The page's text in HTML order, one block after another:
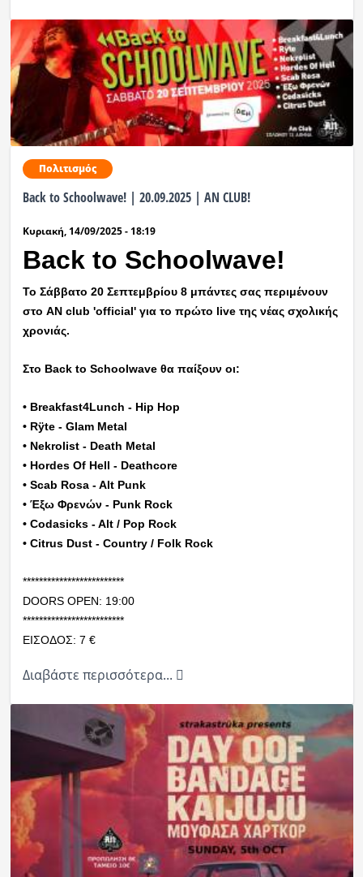
Πολιτισμός
Back to Schoolwave! | 20.09.2025 | AN CLUB!
Κυριακή, 14/09/2025 - 18:19
Back to Schoolwave!
Το Σάββατο 20 Σεπτεμβρίου 8 μπάντες σας περιμένουν
στο AN club 'official' για το πρώτο live της νέας σχολικής
χρονιάς.
Στο Back to Schoolwave θα παίξουν οι:
• Breakfast4Lunch - Hip Hop
• Rÿte - Glam Metal
• Nekrolist - Death Metal
• Hordes Of Hell - Deathcore
• Scab Rosa - Alt Punk
• Έξω Φρενών - Punk Rock
• Codasicks - Alt / Pop Rock
• Citrus Dust - Country / Folk Rock
*************************
DOORS OPEN: 19:00
*************************
ΕΙΣΟΔΟΣ: 7 €
Διαβάστε περισσότερα...